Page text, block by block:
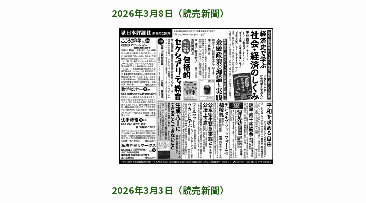
2026年3月8日（読売新聞）
2026年3月3日（読売新聞）